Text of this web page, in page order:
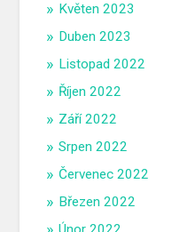
Květen 2023
Duben 2023
Listopad 2022
Říjen 2022
Září 2022
Srpen 2022
Červenec 2022
Březen 2022